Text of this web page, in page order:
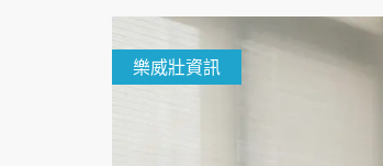
樂威壯資訊